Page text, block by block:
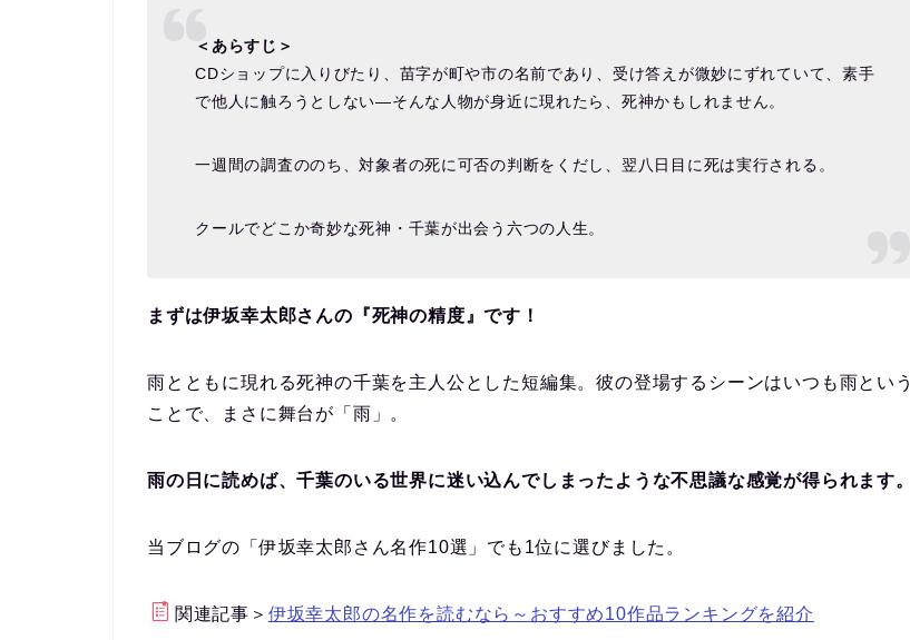
＜あらすじ＞
CDショップに入りびたり、苗字が町や市の名前であり、受け答えが微妙にずれていて、素手
で他人に触ろうとしない―そんな人物が身近に現れたら、死神かもしれません。
一週間の調査ののち、対象者の死に可否の判断をくだし、翌八日目に死は実行される。
クールでどこか奇妙な死神・千葉が出会う六つの人生。
まずは伊坂幸太郎さんの『死神の精度』です！
雨とともに現れる死神の千葉を主人公とした短編集。彼の登場するシーンはいつも雨という
ことで、まさに舞台が「雨」。
雨の日に読めば、千葉のいる世界に迷い込んでしまったような不思議な感覚が得られます。
当ブログの「伊坂幸太郎さん名作10選」でも1位に選びました。
関連記事＞ 伊坂幸太郎の名作を読むなら～おすすめ10作品ランキングを紹介